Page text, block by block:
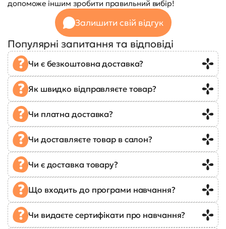
допоможе іншим зробити правильний вибір!
Залишити свій відгук
Популярні запитання та відповіді
Чи є безкоштовна доставка?
Як швидко відправляєте товар?
Чи платна доставка?
Чи доставляєте товар в салон?
Чи є доставка товару?
Що входить до програми навчання?
Чи видаєте сертифікати про навчання?